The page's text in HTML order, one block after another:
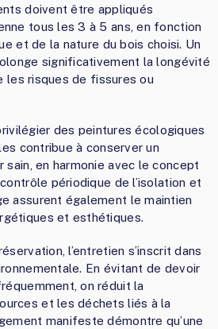
doivent être appliqués
tous les 3 à 5 ans, en fonction
et de la nature du bois choisi. Un
significativement la longévité
les risques de fissures ou
des peintures écologiques
contribue à conserver un
sain, en harmonie avec le concept
périodique de l’isolation et
assurent également le maintien
et esthétiques.
l’entretien s’inscrit dans
En évitant de devoir
on réduit la
et les déchets liés à la
manifeste démontre qu’une